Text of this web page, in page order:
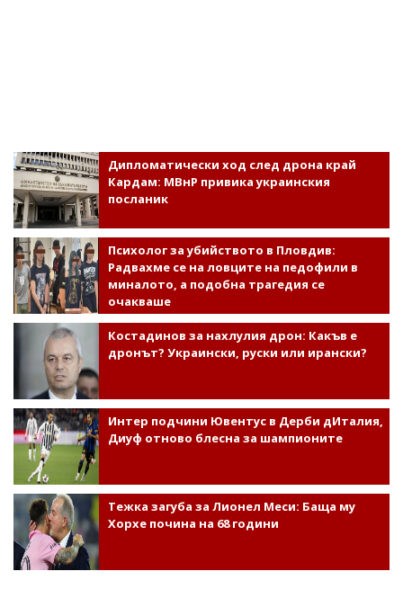
Дипломатически ход след дрона край
Кардам: МВнР привика украинския
посланик
Психолог за убийството в Пловдив:
Радвахме се на ловците на педофили в
миналото, а подобна трагедия се
очакваше
Костадинов за нахлулия дрон: Какъв е
дронът? Украински, руски или ирански?
Интер подчини Ювентус в Дерби дИталия,
Диуф отново блесна за шампионите
Тежка загуба за Лионел Меси: Баща му
Хорхе почина на 68 години